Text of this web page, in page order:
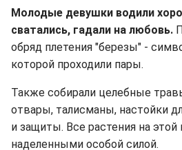
Молодые девушки водили
сватались, гадали на любовь.
обряд плетения "березы" -
которой проходили пары.
Также собирали целебные
отвары, талисманы, настойки
и защиты. Все растения на этой
наделенными особой силой.